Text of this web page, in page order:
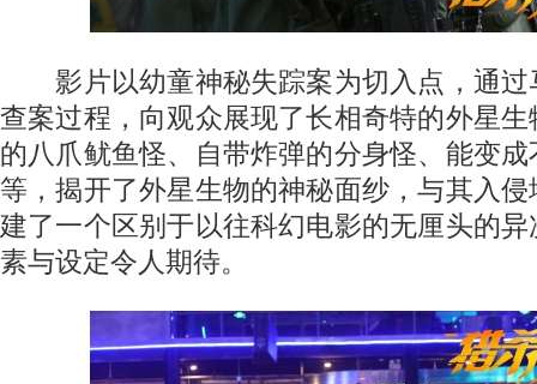
影片以幼童神秘失踪案为切入点，通过
查案过程，向观众展现了长相奇特的外星
的八爪鱿鱼怪、自带炸弹的分身怪、能变
等，揭开了外星生物的神秘面纱，与其入
建了一个区别于以往科幻电影的无厘头的
素与设定令人期待。